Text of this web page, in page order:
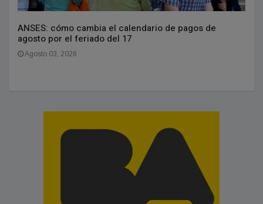
ANSES: cómo cambia el calendario de pagos de
agosto por el feriado del 17
Agosto 03, 2026